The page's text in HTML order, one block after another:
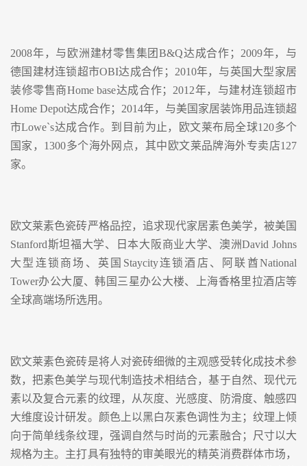
2008年，与欧洲建材零售集团B&Q达成合作；2009年，与
德国建材连锁超市OBI达成合作；2010年，与英国大型家居
装修零售商Home base达成合作；2012年，与建材连锁超市
Home Depot达成合作；2014年，与美国家居装饰用品连锁超
市Lowe`s达成合作。到目前为止，欧文莱布局全球120多个
国家，1300多个海外网点，其中欧文莱品牌海外专卖店127
家。
欧文莱素色瓷砖严格品控，追求现代家居素色美学，被美国
Stanford斯坦福大学、日本大阪商业大学、澳洲David Johns
大型连锁商场、英国Staycity连锁酒店、阿联酋National
Tower办公大厦、韩国三星办公大楼、上海香格里拉酒店等
全球高端场所选用。
欧文莱素色瓷砖是将人对瓷砖细微的主观感受转化成技术参
数，把素色美学与现代制造技术相结合，基于自然、现代元
素以及复合元素的纹理，从灰度、光感度、防滑度、触感四
大维度设计研发。颜色上以黑白灰素色调性为主；纹理上倾
向于简单线条纹理，强调自然与时尚的元素融合；尺寸以大
规格为主。主打具有独特的审美眼光的精英消费群体市场，